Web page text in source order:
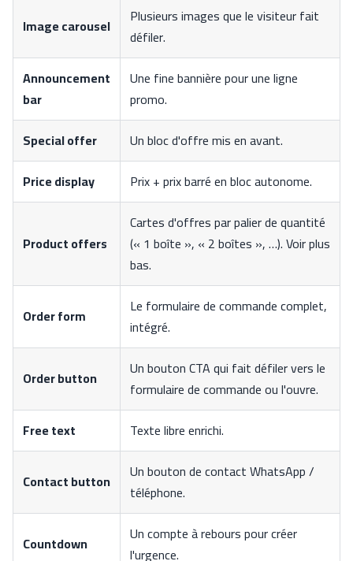
Image carousel
Plusieurs images que le visiteur fait
défiler.
Announcement
bar
Une fine bannière pour une ligne
promo.
Special offer
Un bloc d'offre mis en avant.
Price display
Prix + prix barré en bloc autonome.
Product offers
Cartes d'offres par palier de quantité
(« 1 boîte », « 2 boîtes », …). Voir plus
bas.
Order form
Le formulaire de commande complet,
intégré.
Order button
Un bouton CTA qui fait défiler vers le
formulaire de commande ou l'ouvre.
Free text
Texte libre enrichi.
Contact button
Un bouton de contact WhatsApp /
téléphone.
Countdown
Un compte à rebours pour créer
l'urgence.